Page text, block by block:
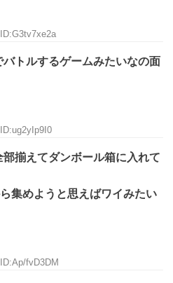
トルするゲームみたいなの面
揃えてダンボール箱に入れて
集めようと思えばワイみたい
fvD3DM